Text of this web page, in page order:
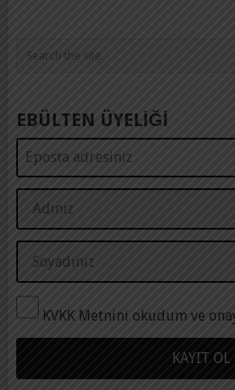
EBÜLTEN ÜYELİĞİ
KVKK Metnini okudum ve